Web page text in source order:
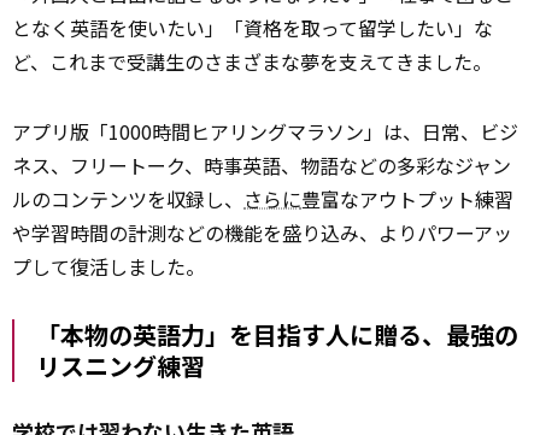
となく英語を使いたい」「資格を取って留学したい」な
ど、これまで受講生のさまざまな夢を支えてきました。
アプリ版「1000時間ヒアリングマラソン」は、日常、ビジ
ネス、フリートーク、時事英語、物語などの多彩なジャン
ルのコンテンツを収録し、 さらに豊富なアウトプット練習
や学習時間の計測などの機能を盛り込み、よりパワーアッ
プして復活しました。
「本物の英語力」を目指す人に贈る、最強の
リスニング練習